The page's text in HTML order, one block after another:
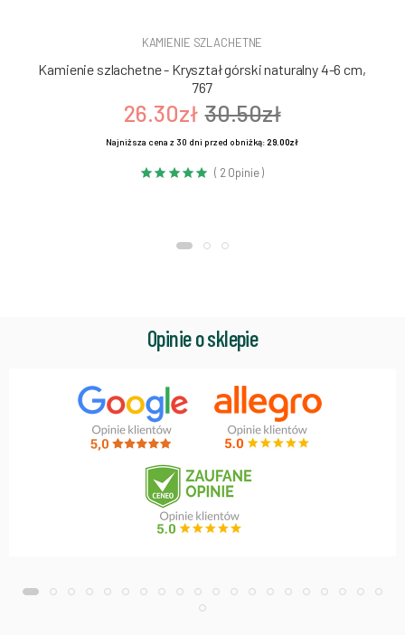
KAMIENIE SZLACHETNE
Kamienie szlachetne - Kryształ górski naturalny 4-6 cm,
767
26.30zł 30.50zł
Najniższa cena z 30 dni przed obniżką:29.00zł
( 2 Opinie )
Opinie o sklepie